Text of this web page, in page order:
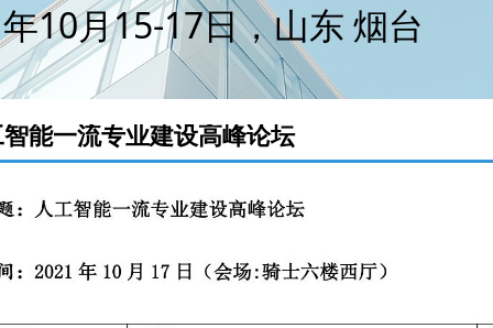
10月15-17日，山东 烟台
能一流专业建设高峰论坛